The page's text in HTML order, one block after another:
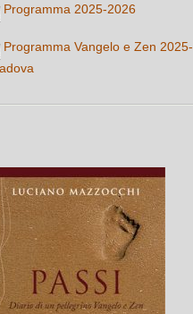
Programma 2025-2026
Programma Vangelo e Zen 2025-